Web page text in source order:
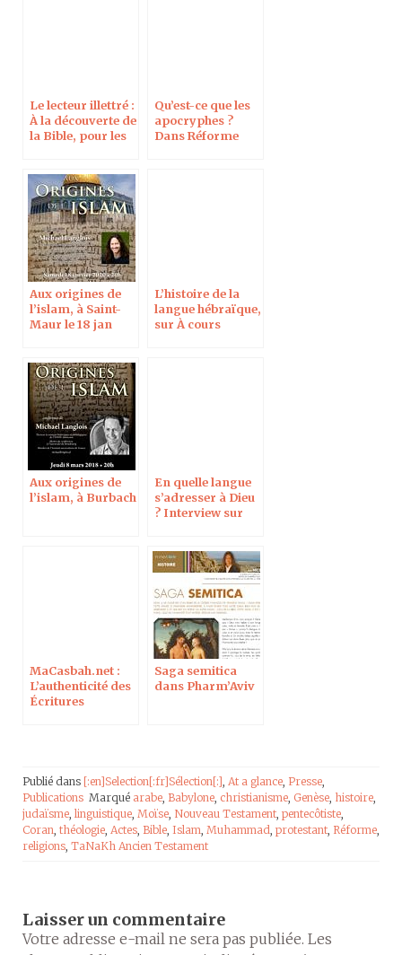
Le lecteur illettré :
À la découverte de
la Bible, pour les
Qu’est-ce que les
apocryphes ?
Dans Réforme
Aux origines de
l’islam, à Saint-
Maur le 18 jan
L’histoire de la
langue hébraïque,
sur À cours
Aux origines de
l’islam, à Burbach
En quelle langue
s’adresser à Dieu
? Interview sur
MaCasbah.net :
L’authenticité des
Écritures
Saga semitica
dans Pharm’Aviv
Publié dans [:en]Selection[:fr]Sélection[:], At a glance, Presse,
Publications Marqué arabe, Babylone, christianisme, Genèse, histoire,
judaïsme, linguistique, Moïse, Nouveau Testament, pentecôtiste,
Coran, théologie, Actes, Bible, Islam, Muhammad, protestant, Réforme,
religions, TaNaKh Ancien Testament
Laisser un commentaire
Votre adresse e-mail ne sera pas publiée. Les